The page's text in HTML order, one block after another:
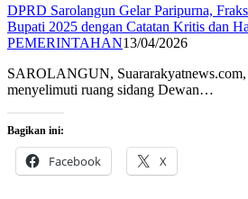
DPRD Sarolangun Gelar Paripurna,
Bupati 2025 dengan Catatan Kritis dan
PEMERINTAHAN13/04/2026
SAROLANGUN, Suararakyatnews.com,
menyelimuti ruang sidang Dewan…
Bagikan ini:
Facebook X